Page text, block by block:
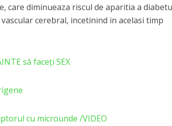
diminueaza riscul de aparitia a
cerebral, incetinind in acelasi timp
să faceți SEX
cu microunde /VIDEO